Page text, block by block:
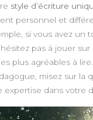
style d’écriture
personnel et
si vous avez un
pas à jouer
plus agréables à
misez sur la
expertise dans votre